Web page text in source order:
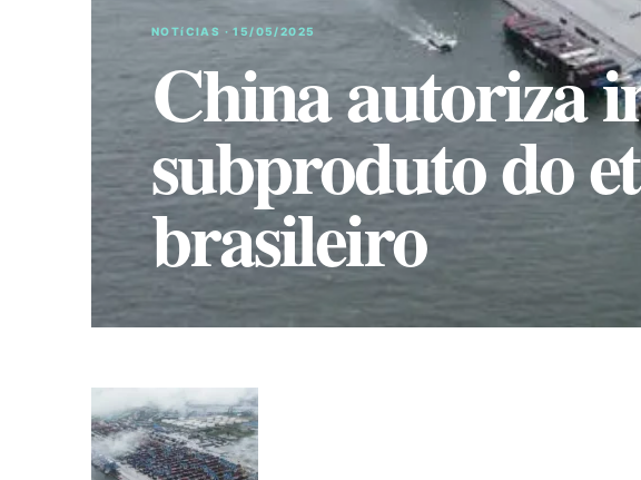
NOTíCIAS · 15/05/2025
China autoriza
subproduto do
brasileiro